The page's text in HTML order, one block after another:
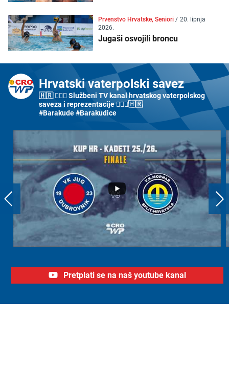
Prvenstvo Hrvatske, Seniori / 20. lipnja
2026.
Jugaši osvojili broncu
Hrvatski vaterpolski savez
🇭🇷 🤽🏼‍♂️ Službeni TV kanal hrvatskog vaterpolskog
saveza i reprezentacije 🤽🏼‍♀️🇭🇷
#Barakude #Barakudice
Pretplati se na naš youtube kanal